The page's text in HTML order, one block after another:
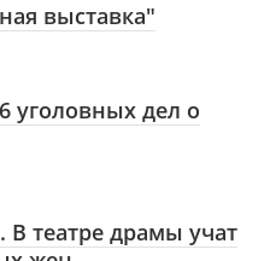
выставка"
уголовных дел о
В театре драмы учат